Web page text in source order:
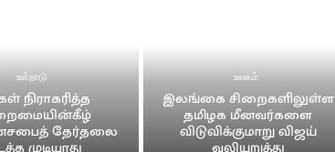
கோலாகல வரவேற்பு..!!
உள்நாடு
நிராகரித்த
தேர்தலை
முடியாது
உலகம்
இலங்கை சிறைகளிலுள்ள
தமிழக மீனவர்களை
விடுவிக்குமாறு விஜய்
வலியுறுத்து